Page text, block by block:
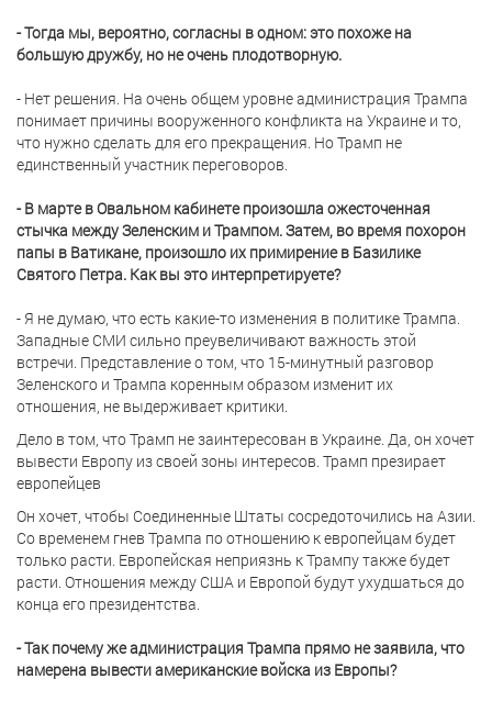
- Тогда мы, вероятно, согласны в одном: это похоже на
большую дружбу, но не очень плодотворную.
- Нет решения. На очень общем уровне администрация Трампа
понимает причины вооруженного конфликта на Украине и то,
что нужно сделать для его прекращения. Но Трамп не
единственный участник переговоров.
- В марте в Овальном кабинете произошла ожесточенная
стычка между Зеленским и Трампом. Затем, во время похорон
папы в Ватикане, произошло их примирение в Базилике
Святого Петра. Как вы это интерпретируете?
- Я не думаю, что есть какие-то изменения в политике Трампа.
Западные СМИ сильно преувеличивают важность этой
встречи. Представление о том, что 15-минутный разговор
Зеленского и Трампа коренным образом изменит их
отношения, не выдерживает критики.
Дело в том, что Трамп не заинтересован в Украине. Да, он хочет
вывести Европу из своей зоны интересов. Трамп презирает
европейцев
Он хочет, чтобы Соединенные Штаты сосредоточились на Азии.
Со временем гнев Трампа по отношению к европейцам будет
только расти. Европейская неприязнь к Трампу также будет
расти. Отношения между США и Европой будут ухудшаться до
конца его президентства.
- Так почему же администрация Трампа прямо не заявила, что
намерена вывести американские войска из Европы?